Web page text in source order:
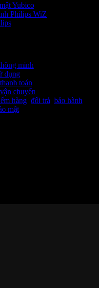
Yubico
Philips WiZ
minh
dụng
toán
chuyển
hàng đổi trả bảo hành
mật